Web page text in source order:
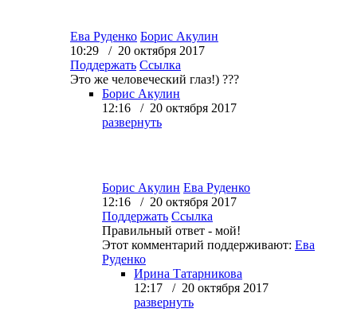
Ева Руденко Борис Акулин
10:29 / 20 октября 2017
Поддержать Ссылка
Это же человеческий глаз!) ???
Борис Акулин
12:16 / 20 октября 2017
развернуть
Борис Акулин Ева Руденко
12:16 / 20 октября 2017
Поддержать Ссылка
Правильный ответ - мой!
Этот комментарий поддерживают: Ева
Руденко
Ирина Татарникова
12:17 / 20 октября 2017
развернуть